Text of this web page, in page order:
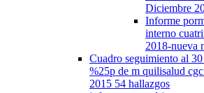
Diciembre
Informe
interno
2018-nueva
Cuadro seguimiento al
%25p de m quilisalud
2015 54 hallazgos